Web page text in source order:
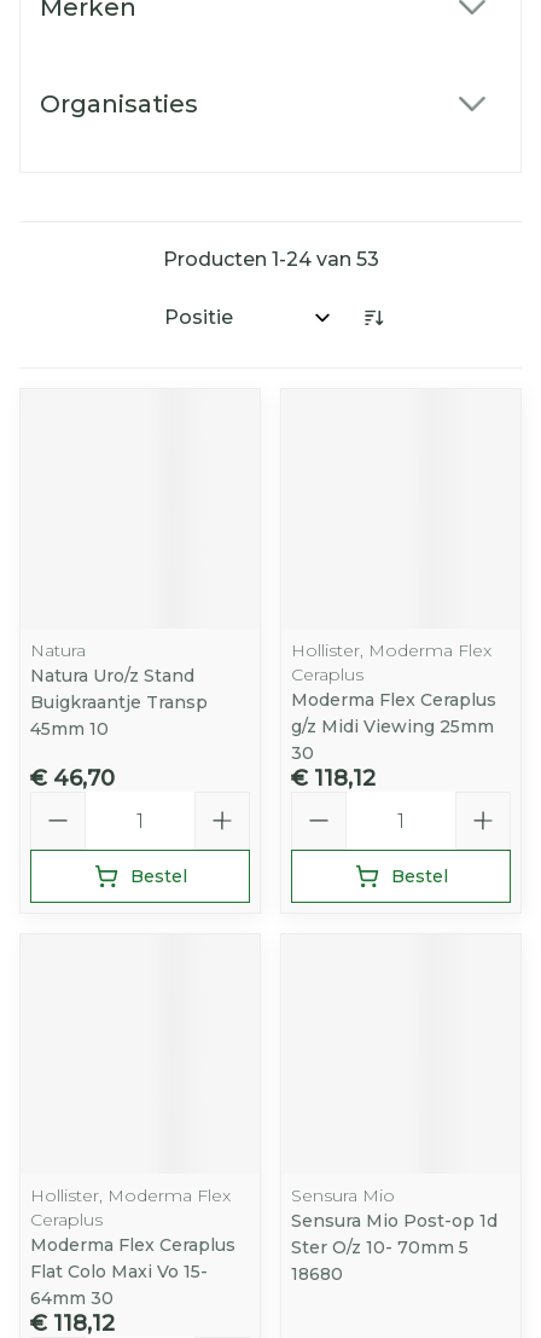
Merken
Organisaties
Producten 1-24van 53
Sorteer op:
Natura
Natura Uro/z Stand
Buigkraantje Transp
45mm 10
€ 46,70
Bestel
Hollister, Moderma Flex
Ceraplus
Moderma Flex Ceraplus
g/z Midi Viewing 25mm
30
€ 118,12
Bestel
Hollister, Moderma Flex
Ceraplus
Moderma Flex Ceraplus
Flat Colo Maxi Vo 15-
64mm 30
€ 118,12
Sensura Mio
Sensura Mio Post-op 1d
Ster O/z 10- 70mm 5
18680